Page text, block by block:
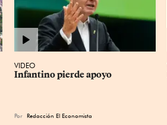
VIDEO
Infantino pierde apoyo
Por Redacción El Economista